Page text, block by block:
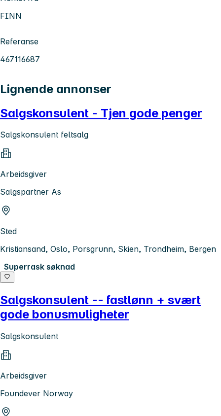
FINN
Referanse
467116687
Lignende annonser
Salgskonsulent - Tjen gode penger
Salgskonsulent feltsalg
Arbeidsgiver
Salgspartner As
Sted
Kristiansand, Oslo, Porsgrunn, Skien, Trondheim, Bergen
Superrask søknad
Salgskonsulent -- fastlønn + svært
gode bonusmuligheter
Salgskonsulent
Arbeidsgiver
Foundever Norway